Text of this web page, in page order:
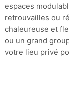
espaces
retrouvailles ou
chaleureuse et
ou un grand
votre lieu privé